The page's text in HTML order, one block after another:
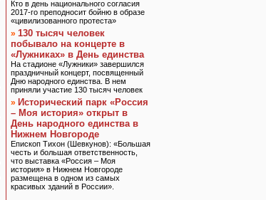
Кто в день национального согласия
2017-го преподносит бойню в образе
«цивилизованного протеста»
» 130 тысяч человек
побывало на концерте в
«Лужниках» в День единства
На стадионе «Лужники» завершился
праздничный концерт, посвященный
Дню народного единства. В нем
приняли участие 130 тысяч человек
» Исторический парк «Россия
– Моя история» открыт в
День народного единства в
Нижнем Новгороде
Епископ Тихон (Шевкунов): «Большая
честь и большая ответственность,
что выставка «Россия – Моя
история» в Нижнем Новгороде
размещена в одном из самых
красивых зданий в России».